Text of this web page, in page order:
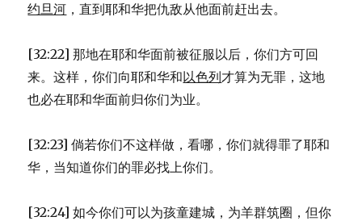
约旦河 ，直到耶和华把仇敌从他面前赶出去。
[32:22] 那地在耶和华面前被征服以后，你们方可回
来。这样，你们向耶和华和以色列才算为无罪，这地
也必在耶和华面前归你们为业。
[32:23] 倘若你们不这样做，看哪，你们就得罪了耶和
华，当知道你们的罪必找上你们。
[32:24] 如今你们可以为孩童建城，为羊群筑圈，但你